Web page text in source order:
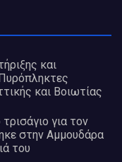
και
και Βοιωτίας
για τον
στην Αμμουδάρα
του